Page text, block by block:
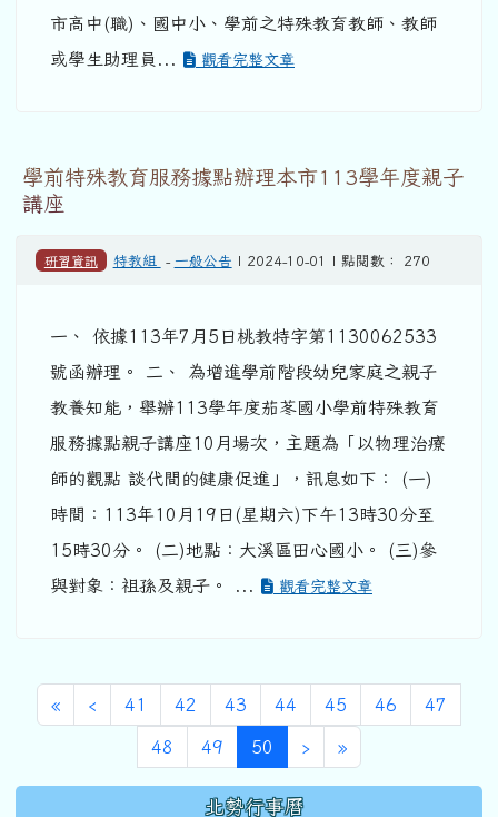
市高中(職)、國中小、學前之特殊教育教師、教師
或學生助理員...
觀看完整文章
學前特殊教育服務據點辦理本市113學年度親子
講座
研習資訊 特教組 - 一般公告 | 2024-10-01 | 點閱數： 270
一、 依據113年7月5日桃教特字第1130062533
號函辦理。 二、 為增進學前階段幼兒家庭之親子
教養知能，舉辦113學年度茄苳國小學前特殊教育
服務據點親子講座10月場次，主題為「以物理治療
師的觀點 談代間的健康促進」，訊息如下： (一)
時間：113年10月19日(星期六)下午13時30分至
15時30分。 (二)地點：大溪區田心國小。 (三)參
與對象：祖孫及親子。 ...
觀看完整文章
«第一頁
‹ 上一頁
41 42 43 44 45 46 47
48 49 50 (目前頁次)
›下一頁
»最後頁
北勢行事曆